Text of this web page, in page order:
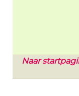
Naar